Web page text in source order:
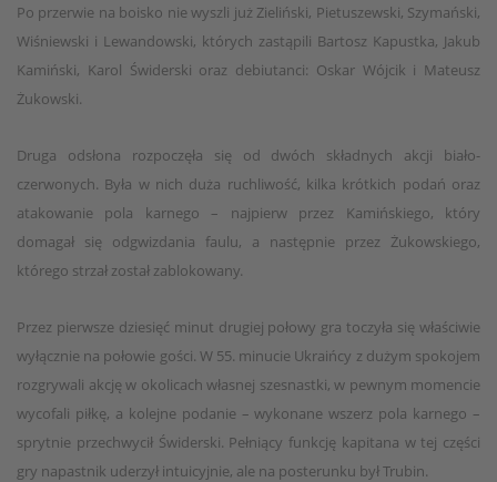
Po przerwie na boisko nie wyszli już Zieliński, Pietuszewski, Szymański,
Wiśniewski i Lewandowski, których zastąpili Bartosz Kapustka, Jakub
Kamiński, Karol Świderski oraz debiutanci: Oskar Wójcik i Mateusz
Żukowski.
Druga odsłona rozpoczęła się od dwóch składnych akcji biało-
czerwonych. Była w nich duża ruchliwość, kilka krótkich podań oraz
atakowanie pola karnego – najpierw przez Kamińskiego, który
domagał się odgwizdania faulu, a następnie przez Żukowskiego,
którego strzał został zablokowany.
Przez pierwsze dziesięć minut drugiej połowy gra toczyła się właściwie
wyłącznie na połowie gości. W 55. minucie Ukraińcy z dużym spokojem
rozgrywali akcję w okolicach własnej szesnastki, w pewnym momencie
wycofali piłkę, a kolejne podanie – wykonane wszerz pola karnego –
sprytnie przechwycił Świderski. Pełniący funkcję kapitana w tej części
gry napastnik uderzył intuicyjnie, ale na posterunku był Trubin.